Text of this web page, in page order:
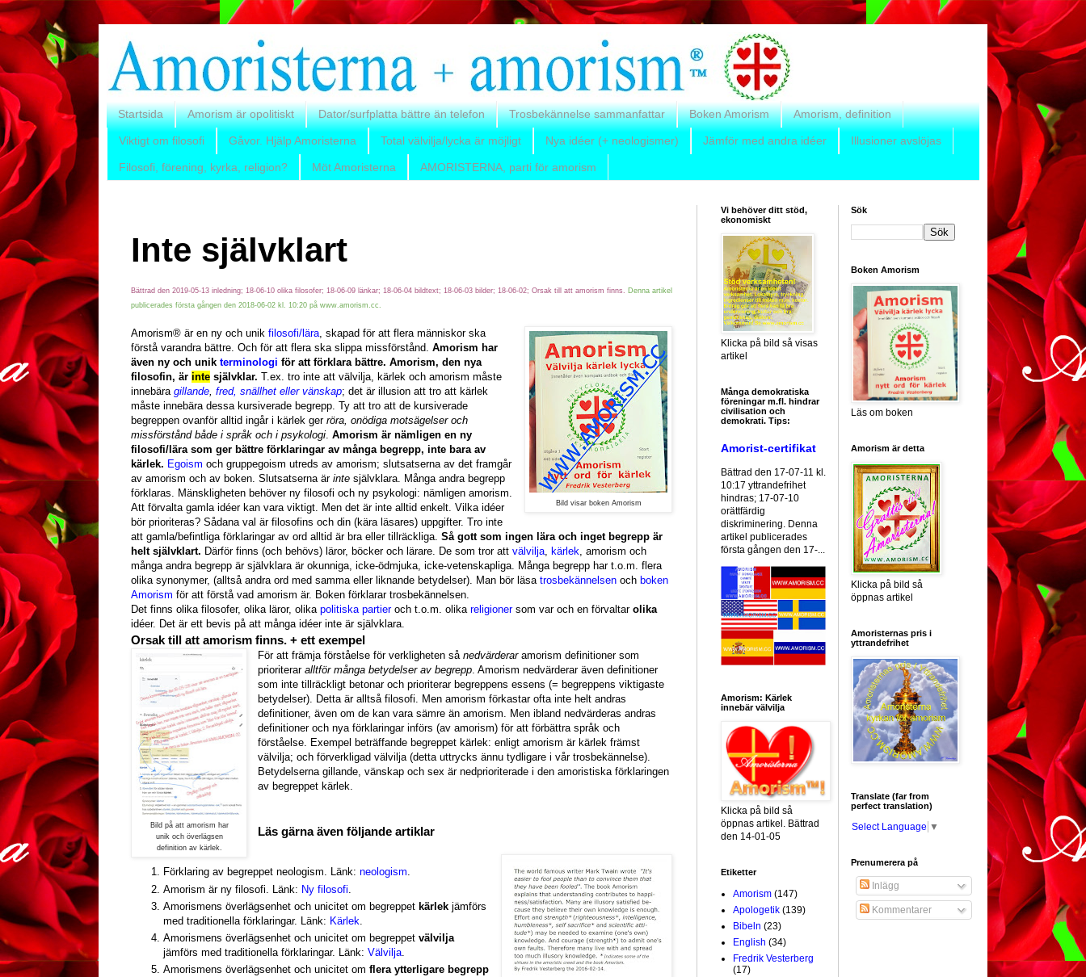
Startsida Amorism är opolitiskt Dator/surfplatta bättre än telefon Trosbekännelse sammanfattar Boken Amorism Amorism, definition
Viktigt om filosofi Gåvor. Hjälp Amoristerna Total välvilja/lycka är möjligt Nya idéer (+ neologismer) Jämför med andra idéer Illusioner avslöjas
Filosofi, förening, kyrka, religion? Möt Amoristerna AMORISTERNA, parti för amorism
Inte självklart
Bättrad den 2019-05-13 inledning; 18-06-10 olika filosofer; 18-06-09 länkar; 18-06-04 bildtext; 18-06-03 bilder; 18-06-02; Orsak till att amorism finns. Denna artikel
publicerades första gången den 2018-06-02 kl. 10:20 på www.amorism.cc.
Bild visar boken Amorism
Amorism® är en ny och unik filosofi/lära, skapad för att flera människor ska
förstå varandra bättre. Och för att flera ska slippa missförstånd. Amorism har
även ny och unik terminologi för att förklara bättre. Amorism, den nya
filosofin, är inte självklar. T.ex. tro inte att välvilja, kärlek och amorism måste
innebära gillande, fred, snällhet eller vänskap; det är illusion att tro att kärlek
måste innebära dessa kursiverade begrepp. Ty att tro att de kursiverade
begreppen ovanför alltid ingår i kärlek ger röra, onödiga motsägelser och
missförstånd både i språk och i psykologi. Amorism är nämligen en ny
filosofi/lära som ger bättre förklaringar av många begrepp, inte bara av
kärlek. Egoism och gruppegoism utreds av amorism; slutsatserna av det framgår
av amorism och av boken. Slutsatserna är inte självklara. Många andra begrepp
förklaras. Mänskligheten behöver ny filosofi och ny psykologi: nämligen amorism.
Att förvalta gamla idéer kan vara viktigt. Men det är inte alltid enkelt. Vilka idéer
bör prioriteras? Sådana val är filosofins och din (kära läsares) uppgifter. Tro inte
att gamla/befintliga förklaringar av ord alltid är bra eller tillräckliga. Så gott som ingen lära och inget begrepp är
helt självklart. Därför finns (och behövs) läror, böcker och lärare. De som tror att välvilja, kärlek, amorism och
många andra begrepp är självklara är okunniga, icke-ödmjuka, icke-vetenskapliga. Många begrepp har t.o.m. flera
olika synonymer, (alltså andra ord med samma eller liknande betydelser). Man bör läsa trosbekännelsen och boken
Amorism för att förstå vad amorism är. Boken förklarar trosbekännelsen.
Det finns olika filosofer, olika läror, olika politiska partieroch t.o.m. olika religionersom var och en förvaltar olika
idéer. Det är ett bevis på att många idéer inte är självklara.
Orsak till att amorism finns. + ett exempel
Bild på att amorism har
unik och överlägsen
definition av kärlek.
För att främja förståelse för verkligheten sånedvärderaramorism definitioner som
prioriteraralltför många betydelser av begrepp. Amorism nedvärderar även definitioner
som inte tillräckligt betonar och prioriterar begreppens essens (= begreppens viktigaste
betydelser). Detta är alltså filosofi. Men amorism förkastar ofta inte helt andras
definitioner, även om de kan vara sämre än amorism. Men ibland nedvärderas andras
definitioner och nya förklaringar införs (av amorism) för att förbättra språk och
förståelse. Exempel beträffande begreppet kärlek: enligt amorism är kärlek främst
välvilja; och förverkligad välvilja (detta uttrycks ännu tydligare i vår trosbekännelse).
Betydelserna gillande, vänskap och sex är nedprioriterade i den amoristiska förklaringen
av begreppet kärlek.
Läs gärna även följande artiklar
Förklaring av begreppet neologism. Länk: neologism.
Amorism är ny filosofi. Länk: Ny filosofi
Amorismens överlägsenhet och unicitet om begreppet kärlek jämförs
med traditionella förklaringar. Länk: Kärlek
Amorismens överlägsenhet och unicitet om begreppet välvilja
jämförs med traditionella förklaringar. Länk: Välvilja.
Amorismens överlägsenhet och unicitet om flera ytterligare begrepp
Vi behöver ditt stöd,
ekonomiskt
Klicka på bild så visas
artikel
Många demokratiska
föreningar m.fl. hindrar
civilisation och
demokrati. Tips:
Amorist-certifikat
Bättrad den 17-07-11 kl.
10:17 yttrandefrihet
hindras; 17-07-10
orättfärdig
diskriminering. Denna
artikel publicerades
första gången den 17-...
Amorism: Kärlek
innebär välvilja
Klicka på bild så
öppnas artikel. Bättrad
den 14-01-05
Etiketter
Amorism (147)
Apologetik (139)
Bibeln (23)
English (34)
Fredrik Vesterberg
(17)
Sök
Boken Amorism
Läs om boken
Amorism är detta
Klicka på bild så
öppnas artikel
Amoristernas pris i
yttrandefrihet
Translate (far from
perfect translation)
Select Language ▼
Prenumerera på
Inlägg
Kommentarer